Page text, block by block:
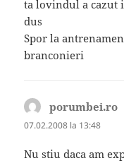
ta lovindul a cazut
dus
Spor la
branconieri
porumbei.ro
07.02.2008 la 13:48
Nu stiu daca am